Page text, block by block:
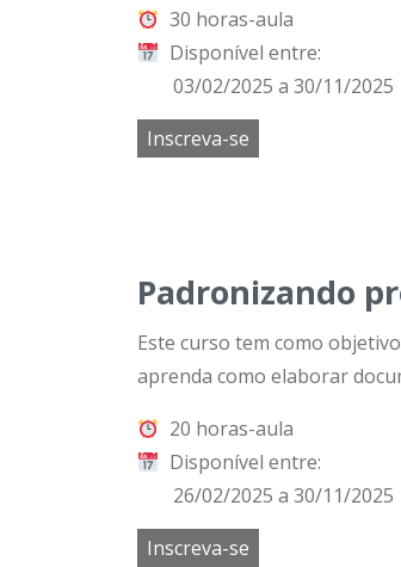
30 horas-aula
Disponível entre:
03/02/2025 a 30/11/2025
Inscreva-se
Padronizando
Este curso tem como
aprenda como elaborar
20 horas-aula
Disponível entre:
26/02/2025 a 30/11/2025
Inscreva-se